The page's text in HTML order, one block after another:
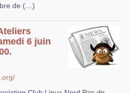
de (…)
6 juin